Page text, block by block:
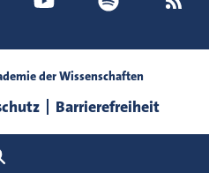
der Wissenschaften
Barrierefreiheit